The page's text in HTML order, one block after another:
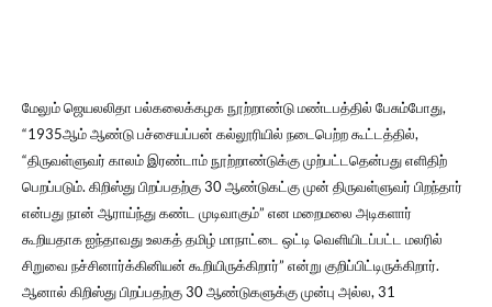
மேலும் ஜெயலலிதா பல்கலைக்கழக நூற்றாண்டு மண்டபத்தில் பேசும்போது,
“1935ஆம் ஆண்டு பச்சையப்பன் கல்லூரியில் நடைபெற்ற கூட்டத்தில்,
“திருவள்ளுவர் காலம் இரண்டாம் நூற்றாண்டுக்கு முற்பட்டதென்பது எளிதிற்
பெறப்படும். கிறிஸ்து பிறப்பதற்கு 30 ஆண்டுகட்கு முன் திருவள்ளுவர் பிறந்தார்
என்பது நான் ஆராய்ந்து கண்ட முடிவாகும்” என மறைமலை அடிகளார்
கூறியதாக ஐந்தாவது உலகத் தமிழ் மாநாட்டை ஒட்டி வெளியிடப்பட்ட மலரில்
சிறுவை நச்சினார்க்கினியன் கூறியிருக்கிறார்” என்று குறிப்பிட்டிருக்கிறார்.
ஆனால் கிறிஸ்து பிறப்பதற்கு 30 ஆண்டுகளுக்கு முன்பு அல்ல, 31